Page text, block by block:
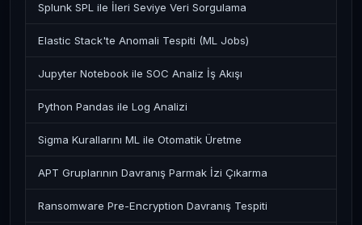
Splunk SPL ile İleri Seviye Veri Sorgulama
Elastic Stack'te Anomali Tespiti (ML Jobs)
Jupyter Notebook ile SOC Analiz İş Akışı
Python Pandas ile Log Analizi
Sigma Kurallarını ML ile Otomatik Üretme
APT Gruplarının Davranış Parmak İzi Çıkarma
Ransomware Pre-Encryption Davranış Tespiti